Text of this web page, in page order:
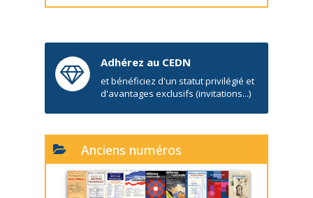
Adhérez au CEDN
et bénéficiez d'un statut privilégié et
d'avantages exclusifs (invitations...)
Anciens numéros